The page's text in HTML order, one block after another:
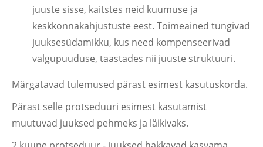
juuste sisse, kaitstes neid kuumuse ja
keskkonnakahjustuste eest. Toimeained tungivad
juuksesüdamikku, kus need kompenseerivad
valgupuuduse, taastades nii juuste struktuuri.
Märgatavad tulemused pärast esimest kasutuskorda.
Pärast selle protseduuri esimest kasutamist
muutuvad juuksed pehmeks ja läikivaks.